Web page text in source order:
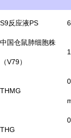
S9反应液PS
中国仓鼠肺细胞株
（V79）
THMG
THG